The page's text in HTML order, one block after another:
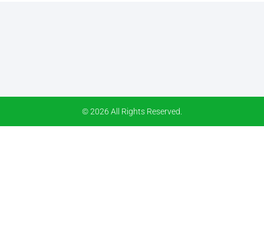
© 2026 All Rights Reserved.